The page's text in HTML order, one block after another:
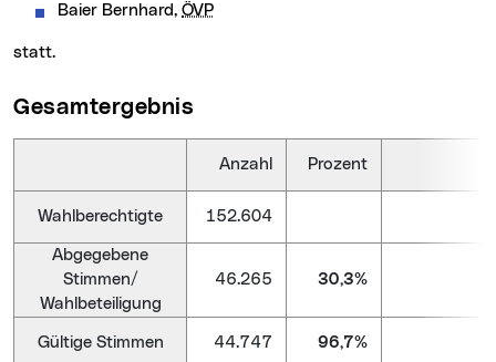
Baier Bernhard, ÖVP
statt.
Gesamtergebnis
Anzahl Prozent
Wahlberechtigte 152.604
Abgegebene
Stimmen/
Wahlbeteiligung
46.265 30,3%
Gültige Stimmen 44.747 96,7%